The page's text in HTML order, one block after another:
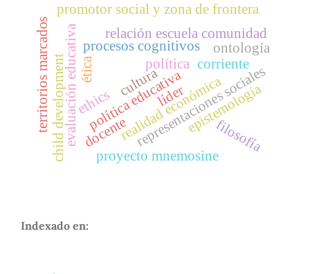
representaciones sociales
líder
política educativa
procesos cognitivos
evaluación educativa política
ética
ethics
relación escuela comunidad
child development
promotor social y zona de frontera
epistemología
corriente
filosofía
proyecto mnemosine
ontología
realidad económica
docente
territorios marcados cultura
Indexado en: